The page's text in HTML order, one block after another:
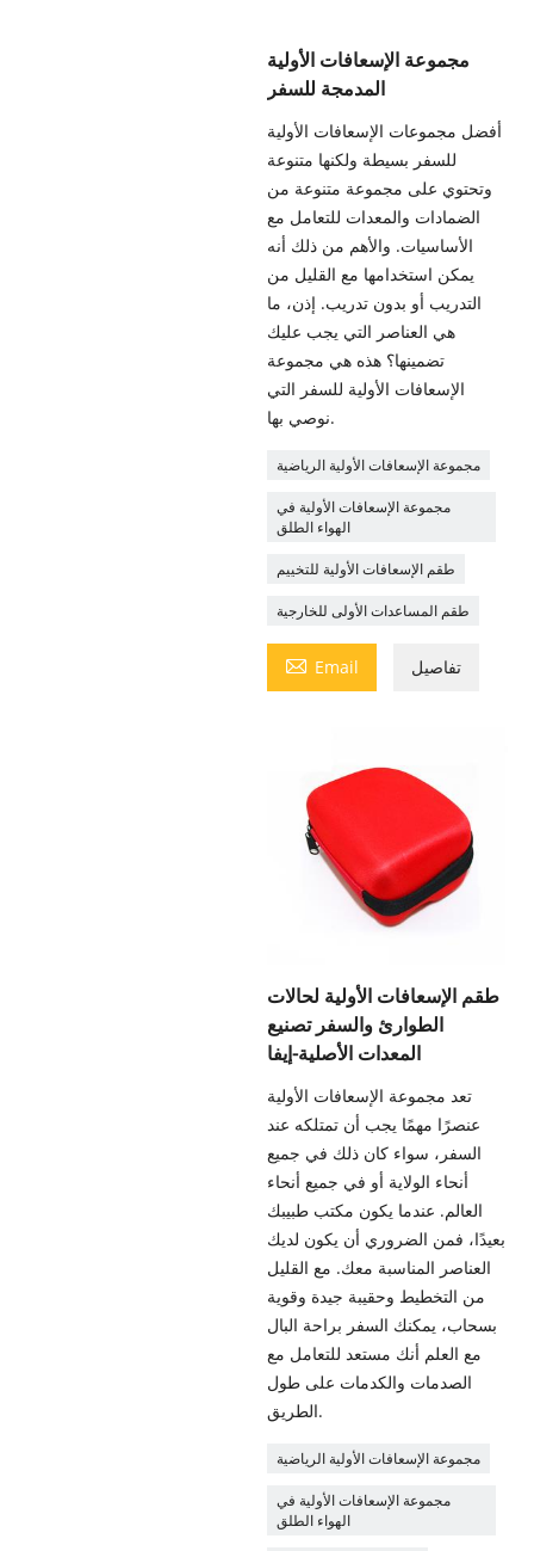
مجموعة الإسعافات الأولية
المدمجة للسفر
أفضل مجموعات الإسعافات الأولية
للسفر بسيطة ولكنها متنوعة
وتحتوي على مجموعة متنوعة من
الضمادات والمعدات للتعامل مع
الأساسيات. والأهم من ذلك أنه
يمكن استخدامها مع القليل من
التدريب أو بدون تدريب. إذن، ما
هي العناصر التي يجب عليك
تضمينها؟ هذه هي مجموعة
الإسعافات الأولية للسفر التي
نوصي بها.
مجموعة الإسعافات الأولية الرياضية
مجموعة الإسعافات الأولية في
الهواء الطلق
طقم الإسعافات الأولية للتخييم
طقم المساعدات الأولى للخارجية
 Email تفاصيل
طقم الإسعافات الأولية لحالات
الطوارئ والسفر تصنيع
المعدات الأصلية-إيفا
تعد مجموعة الإسعافات الأولية
عنصرًا مهمًا يجب أن تمتلكه عند
السفر، سواء كان ذلك في جميع
أنحاء الولاية أو في جميع أنحاء
العالم. عندما يكون مكتب طبيبك
بعيدًا، فمن الضروري أن يكون لديك
العناصر المناسبة معك. مع القليل
من التخطيط وحقيبة جيدة وقوية
بسحاب، يمكنك السفر براحة البال
مع العلم أنك مستعد للتعامل مع
الصدمات والكدمات على طول
الطريق.
مجموعة الإسعافات الأولية الرياضية
مجموعة الإسعافات الأولية في
الهواء الطلق